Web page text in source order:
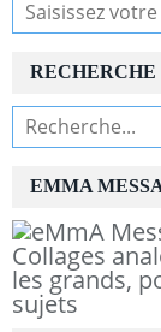
RECHERCHE
EMMA
Collages
les grands,
sujets